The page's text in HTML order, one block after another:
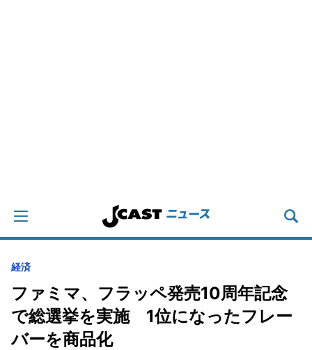
経済
ファミマ、フラッペ発売10周年記念
で総選挙を実施 1位になったフレー
バーを商品化